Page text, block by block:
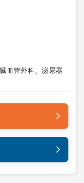
血管外科、泌尿器